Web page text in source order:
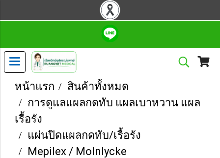
หน้าแรก
สินค้าทั้งหมด
การดูแลแผลกดทับ แผลเบาหวาน แผล
เรื้อรัง
แผ่นปิดแผลกดทับ/เรื้อรัง
Mepilex / Molnlycke